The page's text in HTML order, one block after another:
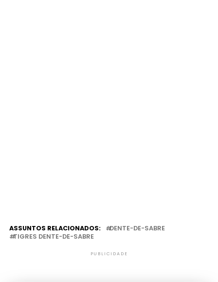
ASSUNTOS RELACIONADOS:
DENTE-DE-SABRE
TIGRES DENTE-DE-SABRE
PUBLICIDADE